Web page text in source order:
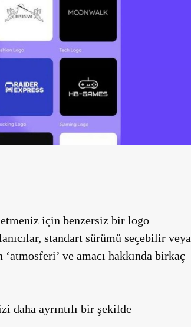
için benzersiz bir logo
standart sürümü seçebilir veya
ve amacı hakkında birkaç
daha ayrıntılı bir şekilde